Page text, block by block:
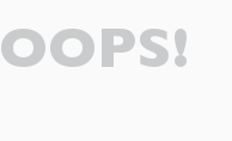
OOPS!